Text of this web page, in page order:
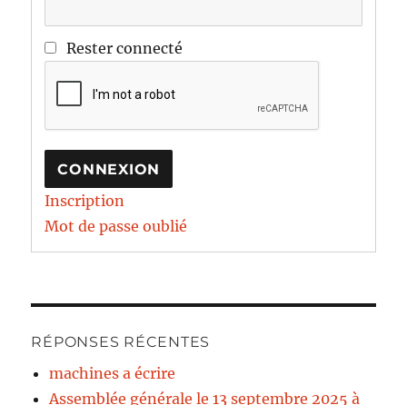
Rester connecté
CONNEXION
Inscription
Mot de passe oublié
RÉPONSES RÉCENTES
machines a écrire
Assemblée générale le 13 septembre 2025 à